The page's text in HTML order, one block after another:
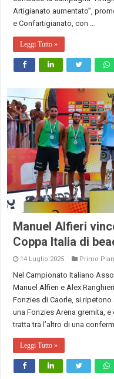
Artigianato aumentato”,
e Confartigianato, con …
Leggi Tutto »
Manuel Alfieri
Coppa Italia di
14 Luglio 2025 Primo
Nel Campionato Italiano
Manuel Alfieri e Alex
Fonzies di Caorle, si
una Fonzies Arena gremita,
tratta tra l’altro di una
Leggi Tutto »